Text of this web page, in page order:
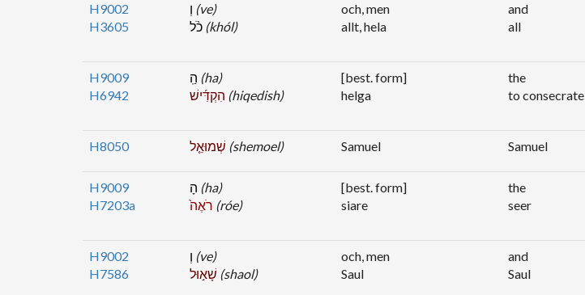
H9002
H3605
(ve)
(khól)
och, men
allt, hela
and
all
H9009
H6942
(ha)
(hiqedish)
[best. form]
helga
the
to consecrate
H8050 (shemoel) Samuel Samuel
H9009
H7203a
(ha)
(róe)
[best. form]
siare
the
seer
H9002
H7586
(ve)
(shaol)
och, men
Saul
and
Saul